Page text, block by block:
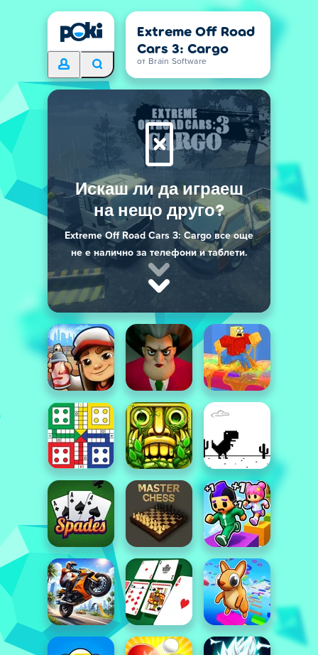
Extreme Off Road
Cars 3: Cargo
от Brain Software
Искаш ли да играеш
на нещо друго?
Extreme Off Road Cars 3: Cargo все още
не е налично за телефони и таблети.